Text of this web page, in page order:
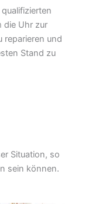
die Uhr zur
reparieren und
Stand zu
Situation, so
sein können.